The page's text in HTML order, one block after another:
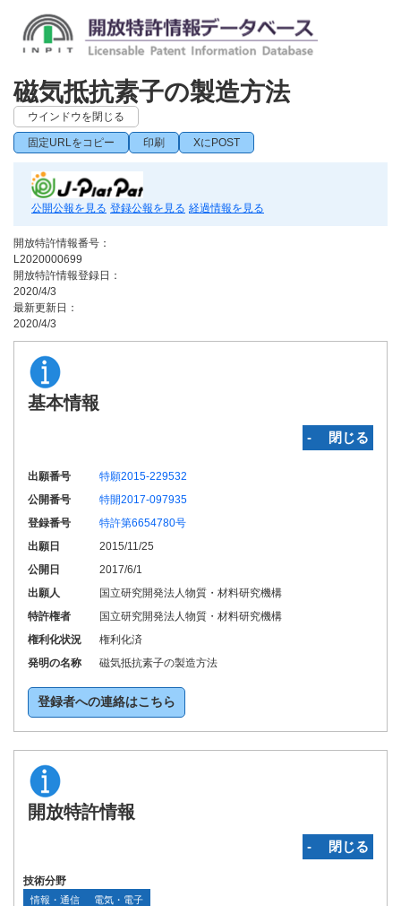
磁気抵抗素子の製造方法
ウインドウを閉じる
固定URLをコピー 印刷 XにPOST
公開公報を見る 登録公報を見る 経過情報を見る
開放特許情報番号：
L2020000699
開放特許情報登録日：
2020/4/3
最新更新日：
2020/4/3
基本情報
‐ 閉じる
出願番号
特願2015-229532
公開番号
特開2017-097935
登録番号
特許第6654780号
出願日
2015/11/25
公開日
2017/6/1
出願人
国立研究開発法人物質・材料研究機構
特許権者
国立研究開発法人物質・材料研究機構
権利化状況
権利化済
発明の名称
磁気抵抗素子の製造方法
登録者への連絡はこちら
開放特許情報
‐ 閉じる
技術分野
情報・通信 電気・電子